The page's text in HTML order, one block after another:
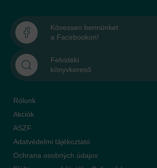
Kövessen bennünket
a Facebookon!
Felvidéki
könyvkereső
Rólunk
Akciók
ASZF
Adatvédelmi tájékoztató
Ochrana osobných údajov